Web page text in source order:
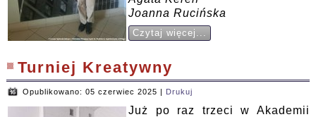
Joanna Rucińska
Czytaj więcej...
Turniej Kreatywny
Opublikowano: 05 czerwiec 2025 | Drukuj
Już po raz trzeci w Akademii